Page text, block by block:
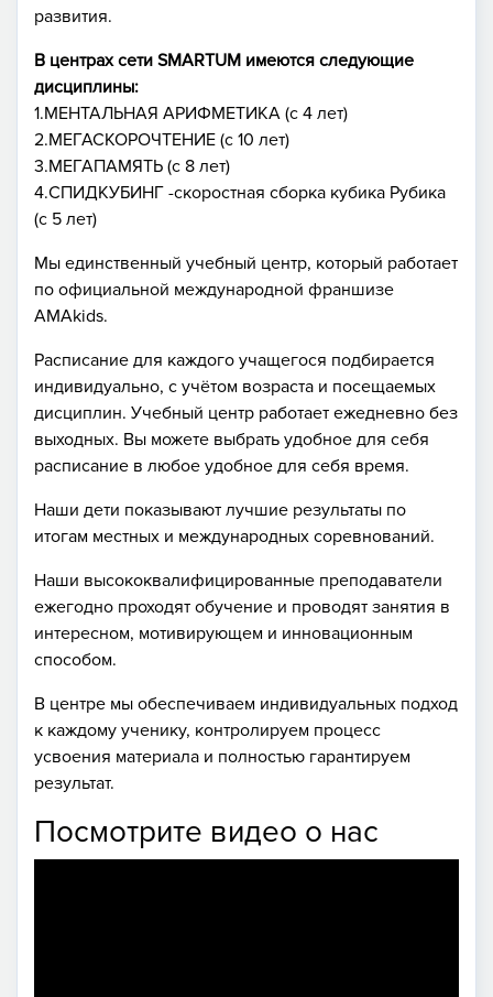
развития.
В центрах сети SMARTUM имеются следующие
дисциплины:
1.МЕНТАЛЬНАЯ АРИФМЕТИКА (с 4 лет)
2.МЕГАСКОРОЧТЕНИЕ (с 10 лет)
3.МЕГАПАМЯТЬ (с 8 лет)
4.СПИДКУБИНГ -скоростная сборка кубика Рубика
(с 5 лет)
Мы единственный учебный центр, который работает
по официальной международной франшизе
AMAkids.
Расписание для каждого учащегося подбирается
индивидуально, с учётом возраста и посещаемых
дисциплин. Учебный центр работает ежедневно без
выходных. Вы можете выбрать удобное для себя
расписание в любое удобное для себя время.
Наши дети показывают лучшие результаты по
итогам местных и международных соревнований.
Наши высококвалифицированные преподаватели
ежегодно проходят обучение и проводят занятия в
интересном, мотивирующем и инновационным
способом.
В центре мы обеспечиваем индивидуальных подход
к каждому ученику, контролируем процесс
усвоения материала и полностью гарантируем
результат.
Посмотрите видео о нас